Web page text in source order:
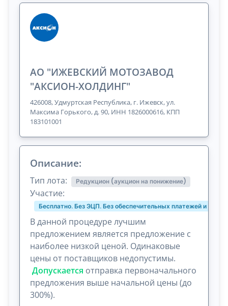
АО "ИЖЕВСКИЙ МОТОЗАВОД
"АКСИОН-ХОЛДИНГ"
426008, Удмуртская Республика, г. Ижевск, ул.
Максима Горького, д. 90, ИНН 1826000616, КПП
183101001
Описание:
Тип лота: Редукцион (аукцион на понижение)
Участие:
Бесплатно. Без ЭЦП. Без обеспечительных платежей и
В данной процедуре лучшим
предложением является предложение с
наиболее низкой ценой. Одинаковые
цены от поставщиков недопустимы.
Допускается отправка первоначального
предложения выше начальной цены (до
300%).